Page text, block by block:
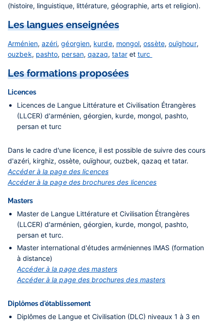
(histoire, linguistique, littérature, géographie, arts et religion).
Les langues enseignées
Arménien, azéri,géorgien, kurde, mongol,ossète, ouïghour,
ouzbek, pashto, persan, qazaq,tataret turc
Les formations proposées
Licences
Licences de Langue Littérature et Civilisation Étrangères
(LLCER) d'arménien, géorgien, kurde, mongol, pashto,
persan et turc
Dans le cadre d'une licence, il est possible de suivre des cours
d'azéri, kirghiz, ossète, ouïghour, ouzbek, qazaq et tatar.
Accéder à la page des licences
Accéder à la page des brochures des licences
Masters
Master de Langue Littérature et Civilisation Étrangères
(LLCER) d'arménien, géorgien, kurde, mongol, pashto,
persan et turc.
Master international d'études arméniennes IMAS (formation
à distance)
Accéder à la page des masters
Accéder à la page des brochures des masters
Diplômes d'établissement
Diplômes de Langue et Civilisation (DLC) niveaux 1 à 3 en